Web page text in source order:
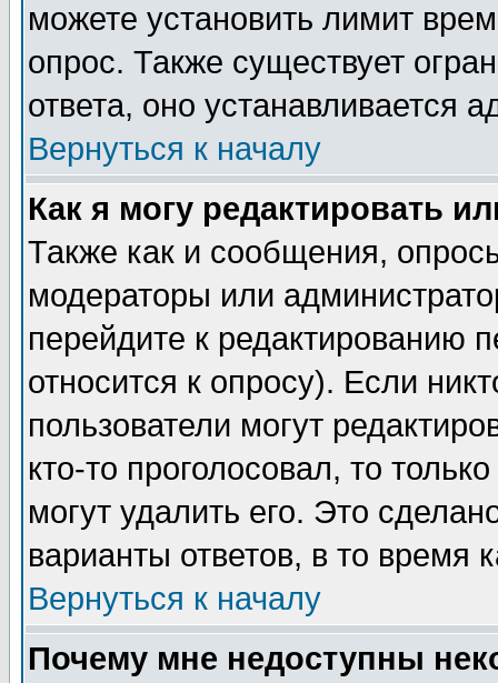
можете установить лимит
опрос. Также существует
ответа, оно устанавливается
Вернуться к началу
Как я могу редактировать
Также как и сообщения,
модераторы или
перейдите к редактированию
относится к опросу). Если
пользователи могут
кто-то проголосовал, то
могут удалить его. Это
варианты ответов, в то время
Вернуться к началу
Почему мне недоступны